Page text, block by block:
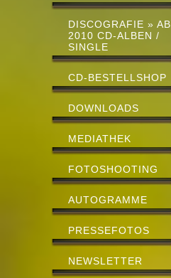
DISCOGRAFIE » AB
2010 CD-ALBEN /
SINGLE
CD-BESTELLSHOP
DOWNLOADS
MEDIATHEK
FOTOSHOOTING
AUTOGRAMME
PRESSEFOTOS
NEWSLETTER